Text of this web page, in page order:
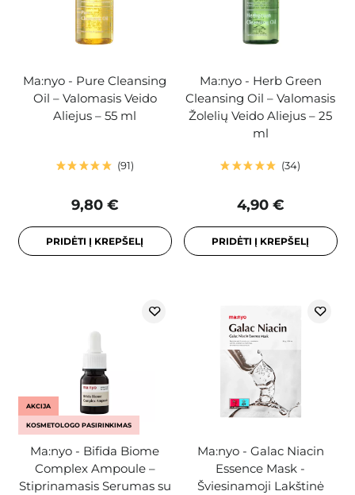
Ma:nyo - Pure Cleansing
Oil – Valomasis Veido
Aliejus – 55 ml
91
9,80 €
PRIDĖTI Į KREPŠELĮ
Ma:nyo - Herb Green
Cleansing Oil – Valomasis
Žolelių Veido Aliejus – 25
ml
34
4,90 €
PRIDĖTI Į KREPŠELĮ
AKCIJA
KOSMETOLOGO PASIRINKIMAS
Ma:nyo - Bifida Biome
Complex Ampoule –
Stiprinamasis Serumas su
Ma:nyo - Galac Niacin
Essence Mask -
Šviesinamoji Lakštinė